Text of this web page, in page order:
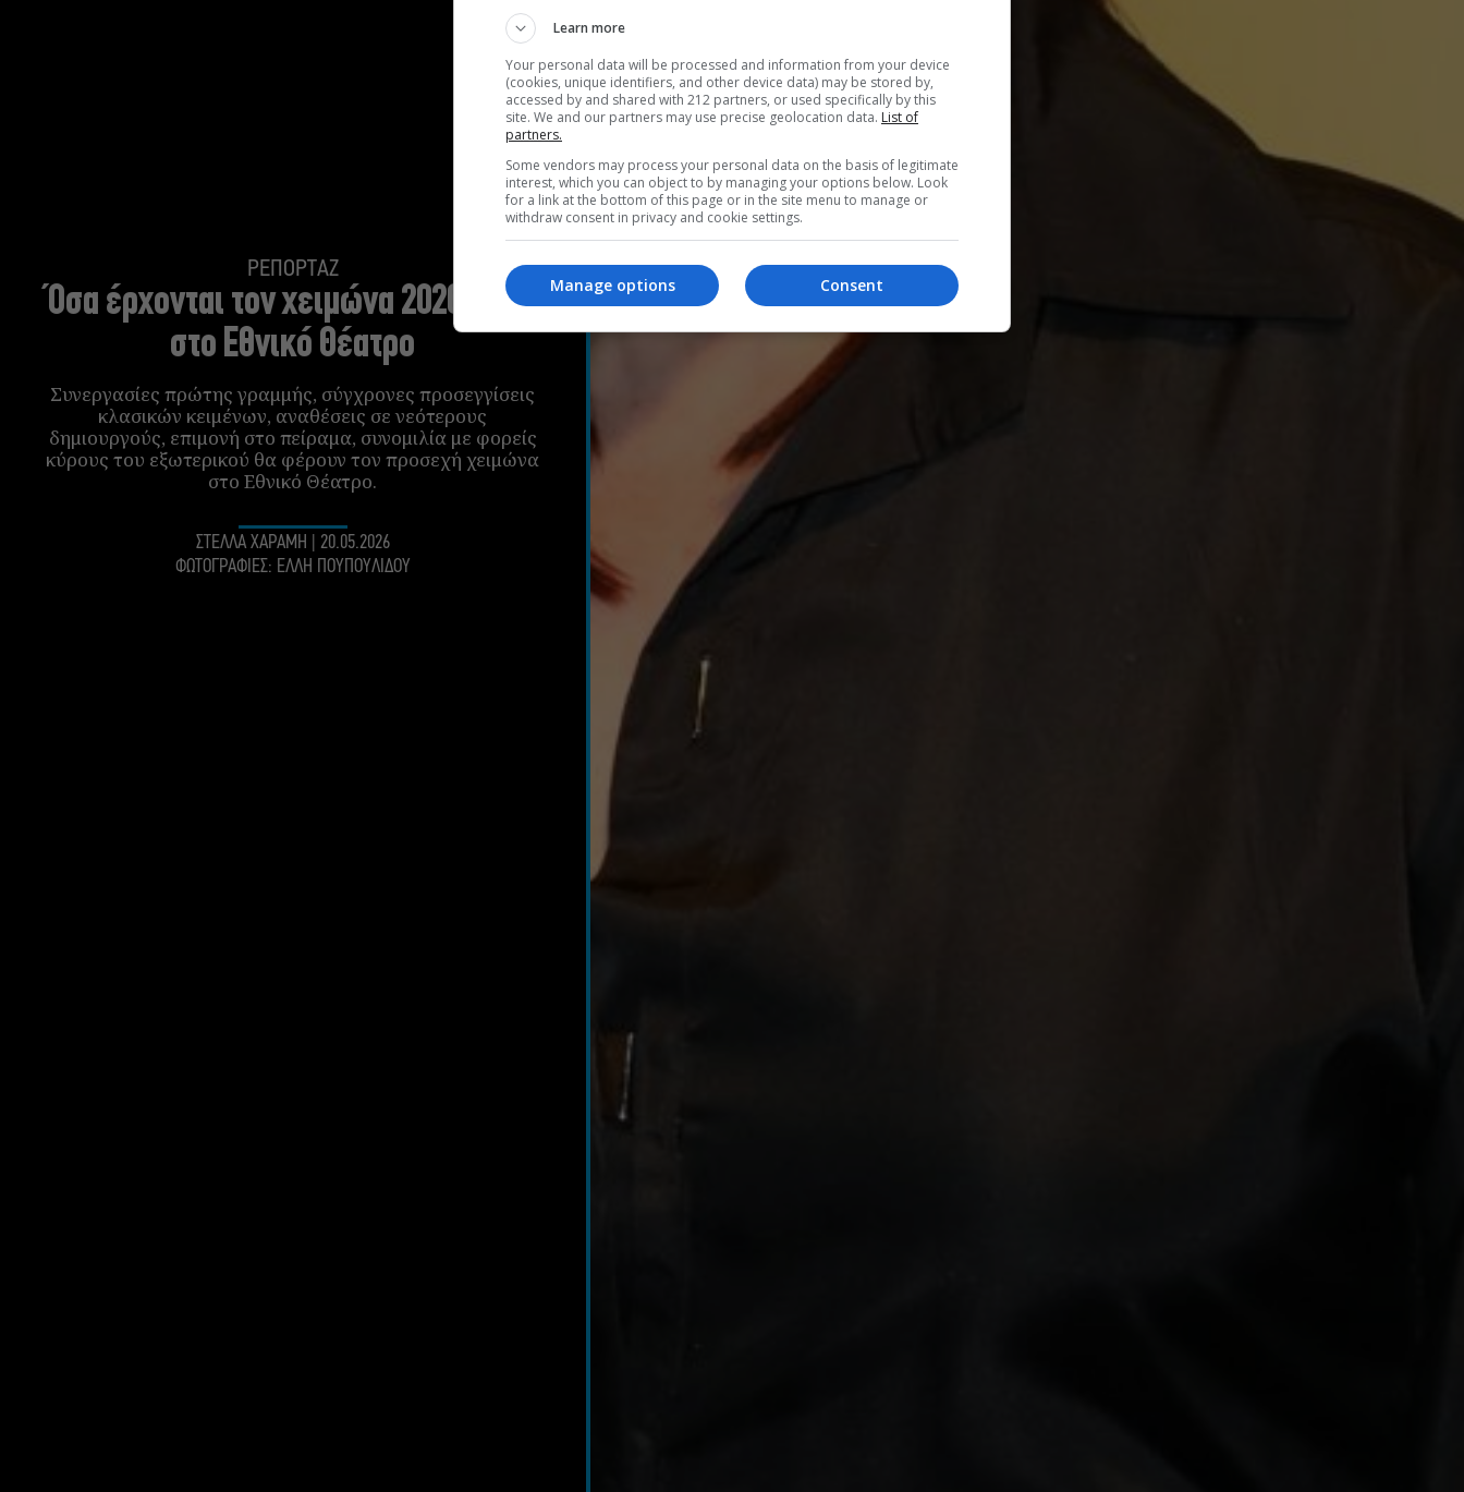
ΡΕΠΟΡΤΑΖ
Όσα έρχονται τον χειμώνα 2026-2027
στο Εθνικό Θέατρο
Συνεργασίες πρώτης γραμμής, σύγχρονες προσεγγίσεις
κλασικών κειμένων, αναθέσεις σε νεότερους
δημιουργούς, επιμονή στο πείραμα, συνομιλία με φορείς
κύρους του εξωτερικού θα φέρουν τον προσεχή χειμώνα
στο Εθνικό Θέατρο.
ΣΤΕΛΛΑ ΧΑΡΑΜΗ
20.05.2026
ΦΩΤΟΓΡΑΦΙΕΣ: ΕΛΛΗ ΠΟΥΠΟΥΛΙΔΟΥ
Learn more
Your personal data will be processed and information from your device
(cookies, unique identifiers, and other device data) may be stored by,
accessed by and shared with 212 partners, or used specifically by this
site. We and our partners may use precise geolocation data. List of
partners.
Some vendors may process your personal data on the basis of legitimate
interest, which you can object to by managing your options below. Look
for a link at the bottom of this page or in the site menu to manage or
withdraw consent in privacy and cookie settings.
Consent
Manage options